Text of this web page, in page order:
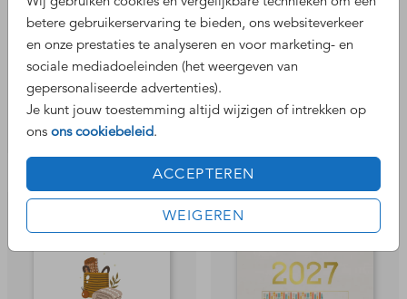
betere gebruikerservaring te bieden, ons websiteverkeer
en onze prestaties te analyseren en voor marketing- en
sociale mediadoeleinden (het weergeven van
gepersonaliseerde advertenties).
Je kunt jouw toestemming altijd wijzigen of intrekken op
ons ons cookiebeleid.
ACCEPTEREN
WEIGEREN